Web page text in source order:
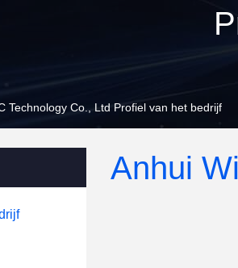
Technology Co., Ltd Profiel van het bedrijf
Anhui